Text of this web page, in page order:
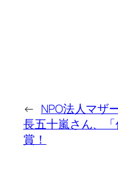
← NPO法人マザ
長五十嵐さん、
賞！